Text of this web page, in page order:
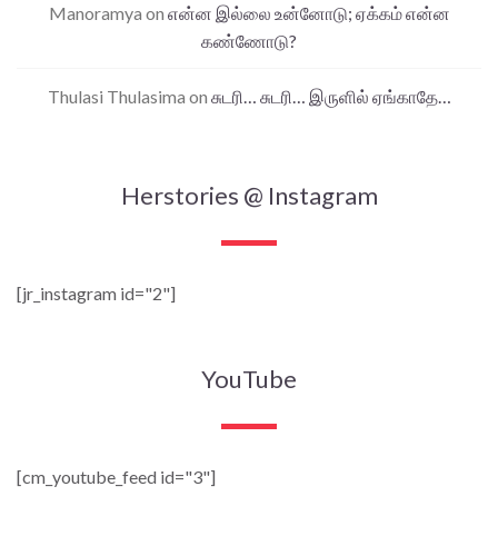
Manoramya on என்ன இல்லை உன்னோடு; ஏக்கம் என்ன
கண்ணோடு?
Thulasi Thulasima on சுடரி… சுடரி… இருளில் ஏங்காதே…
Herstories @ Instagram
[jr_instagram id="2"]
YouTube
[cm_youtube_feed id="3"]